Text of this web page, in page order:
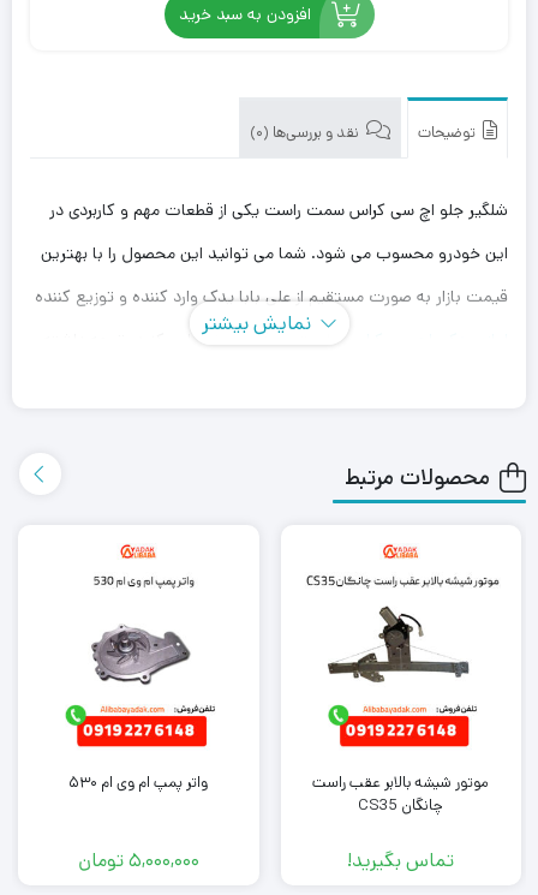
افزودن به سبد خرید
توضیحات نقد و بررسی‌ها (0)
شلگیر جلو اچ سی کراس سمت راست یکی از قطعات مهم و کاربردی در
این خودرو محسوب می شود. شما می توانید این محصول را با بهترین
قیمت بازار به صورت مستقیم از علی بابا یدک وارد کننده و توزیع کننده
، با بهترین قیمت خریداری کنید. توجه داشته
همچنین می توانید علاوه بر خرید شلگیر جلو اچ سی کراس سمت راست،
این محصول با کارشناسان فروش ما تماس بگیرید.
نمایش بیشتر
محصولات مرتبط
موتور شیشه بالابر عقب راست
چانگان CS35
تماس بگیرید!
واتر پمپ ام وی ام ۵۳۰
5,000,000تومان